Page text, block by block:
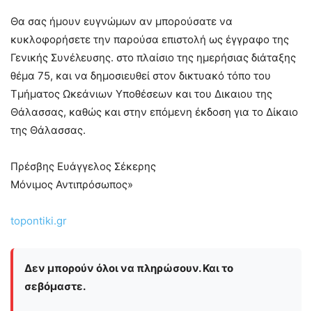
Θα σας ήμουν ευγνώμων αν μπορούσατε να
κυκλοφορήσετε την παρούσα επιστολή ως έγγραφο της
Γενικής Συνέλευσης. στο πλαίσιο της ημερήσιας διάταξης
θέμα 75, και να δημοσιευθεί στον δικτυακό τόπο του
Τμήματος Ωκεάνιων Υποθέσεων και του Δικαιου της
Θάλασσας, καθώς και στην επόμενη έκδοση για το Δίκαιο
της Θάλασσας.
Πρέσβης Ευάγγελος Σέκερης
Μόνιμος Αντιπρόσωπος»
topontiki.gr
Δεν μπορούν όλοι να πληρώσουν. Και το
σεβόμαστε.